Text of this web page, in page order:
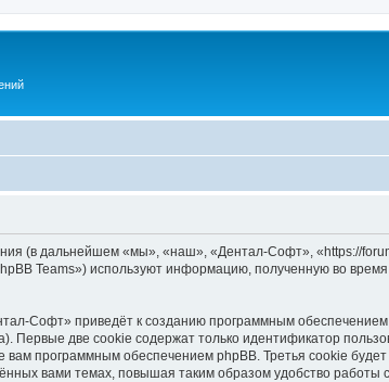
(в дальнейшем «мы», «наш», «Дентал-Софт», «https://
Teams») используют информацию, полученную во
Софт» приведёт к созданию программным
Первые две cookie содержат только идентификатор
программным обеспечением phpBB. Третья cookie
вами темах, повышая таким образом удобство работы